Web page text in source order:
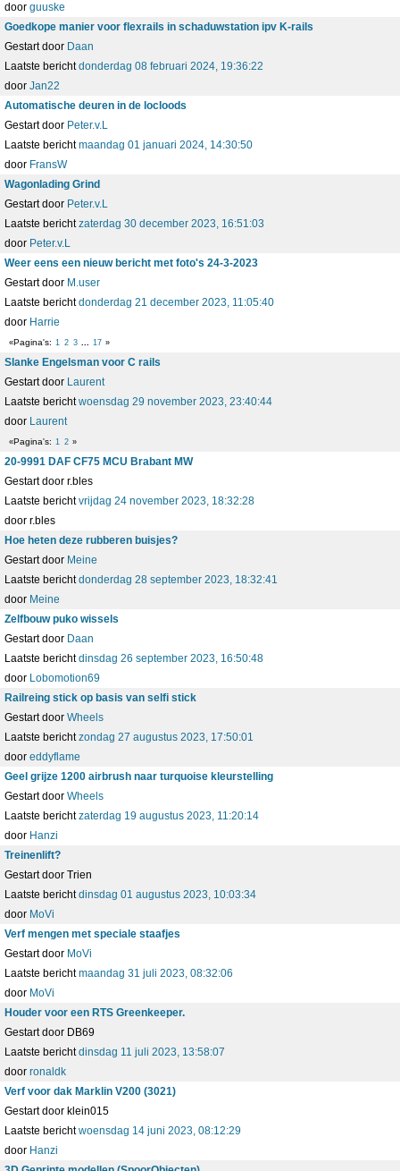
door guuske
Goedkope manier voor flexrails in schaduwstation ipv K-rails
Gestart door Daan
Laatste berichtdonderdag 08 februari 2024, 19:36:22
door Jan22
Automatische deuren in de locloods
Gestart door Peter.v.L
Laatste berichtmaandag 01 januari 2024, 14:30:50
door FransW
Wagonlading Grind
Gestart door Peter.v.L
Laatste berichtzaterdag 30 december 2023, 16:51:03
door Peter.v.L
Weer eens een nieuw bericht met foto's 24-3-2023
Gestart door M.user
Laatste berichtdonderdag 21 december 2023, 11:05:40
door Harrie
Pagina's 1 2 3 ... 17
Slanke Engelsman voor C rails
Gestart door Laurent
Laatste berichtwoensdag 29 november 2023, 23:40:44
door Laurent
Pagina's 1 2
20-9991 DAF CF75 MCU Brabant MW
Gestart door r.bles
Laatste berichtvrijdag 24 november 2023, 18:32:28
door r.bles
Hoe heten deze rubberen buisjes?
Gestart door Meine
Laatste berichtdonderdag 28 september 2023, 18:32:41
door Meine
Zelfbouw puko wissels
Gestart door Daan
Laatste berichtdinsdag 26 september 2023, 16:50:48
door Lobomotion69
Railreing stick op basis van selfi stick
Gestart door Wheels
Laatste berichtzondag 27 augustus 2023, 17:50:01
door eddyflame
Geel grijze 1200 airbrush naar turquoise kleurstelling
Gestart door Wheels
Laatste berichtzaterdag 19 augustus 2023, 11:20:14
door Hanzi
Treinenlift?
Gestart door Trien
Laatste berichtdinsdag 01 augustus 2023, 10:03:34
door MoVi
Verf mengen met speciale staafjes
Gestart door MoVi
Laatste berichtmaandag 31 juli 2023, 08:32:06
door MoVi
Houder voor een RTS Greenkeeper.
Gestart door DB69
Laatste berichtdinsdag 11 juli 2023, 13:58:07
door ronaldk
Verf voor dak Marklin V200 (3021)
Gestart door klein015
Laatste berichtwoensdag 14 juni 2023, 08:12:29
door Hanzi